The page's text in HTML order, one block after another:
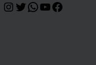
Facebook
YouTube
WhatsApp
Twitter